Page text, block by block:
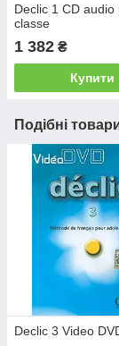
Declic 1 CD audio
classe
1 382 ₴
Купити
Подібні
Declic 3 Video